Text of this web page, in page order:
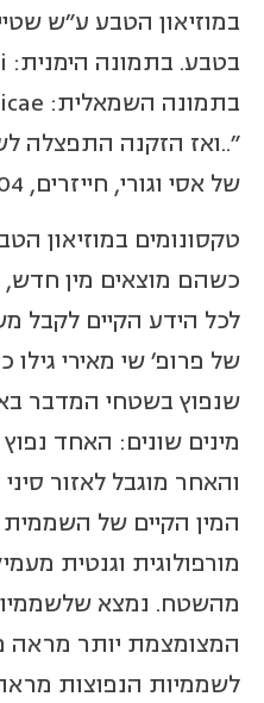
במוזיאון הטבע ע"ש
בתמונה השמאלית: Andrena veronicae
"..ואז הזקנה התפצלה
של אסי וגורי, חייזרים, 2004)
טקסונומים במוזיאון
כשהם מוצאים מין חדש,
לכל הידע הקיים
של פרופ' שי מאירי גילו
שנפוץ בשטחי המדבר
מינים שונים: האחד
והאחר מוגבל לאזור
המין הקיים של
מורפולוגית וגנטית
מהשטח. נמצא
המצומצמת יותר מראה
לשממיות הנפוצות